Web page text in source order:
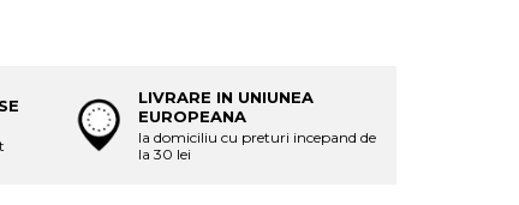
LIVRARE IN UNIUNEA
EUROPEANA
la domiciliu cu preturi incepand de
la 30 lei